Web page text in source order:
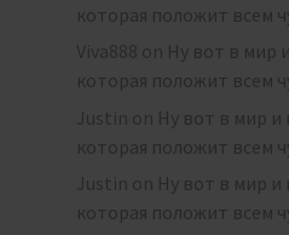
которая положит всем
Viva888 on Ну вот в мир
которая положит всем
Justin on Ну вот в мир и
которая положит всем
Justin on Ну вот в мир и
которая положит всем